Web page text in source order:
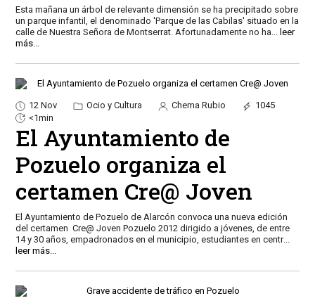
Esta mañana un árbol de relevante dimensión se ha precipitado sobre
un parque infantil, el denominado 'Parque de las Cabilas' situado en la
calle de Nuestra Señora de Montserrat. Afortunadamente no ha... leer
más...
12 Nov Ocio y Cultura Chema Rubio
1045
<1min
El Ayuntamiento de
Pozuelo organiza el
certamen Cre@ Joven
El Ayuntamiento de Pozuelo de Alarcón convoca una nueva edición
del certamen Cre@ Joven Pozuelo 2012 dirigido a jóvenes, de entre
14 y 30 años, empadronados en el municipio, estudiantes en centr...
leer más...